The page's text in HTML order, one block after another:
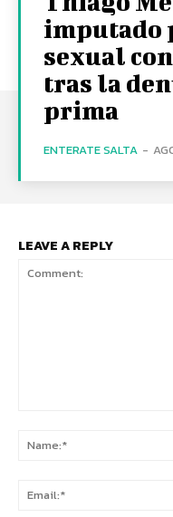
imputado
sexual
tras la
prima
ENTERATE SALTA -
LEAVE A REPLY